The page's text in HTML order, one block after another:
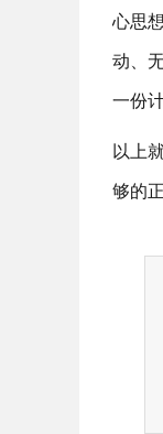
心思
动、
一份
以上
够的